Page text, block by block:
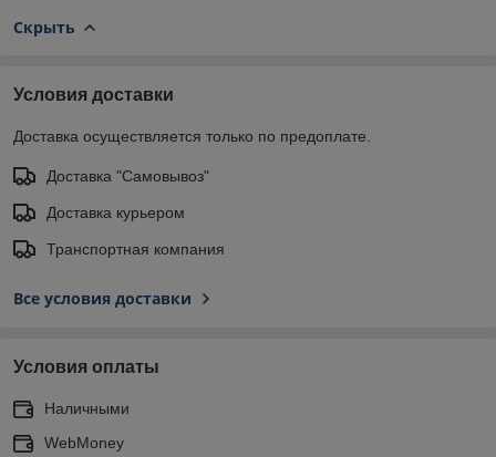
Скрыть
Условия доставки
Доставка осуществляется только по предоплате.
Доставка "Самовывоз"
Доставка курьером
Транспортная компания
Все условия доставки
Условия оплаты
Наличными
WebMoney